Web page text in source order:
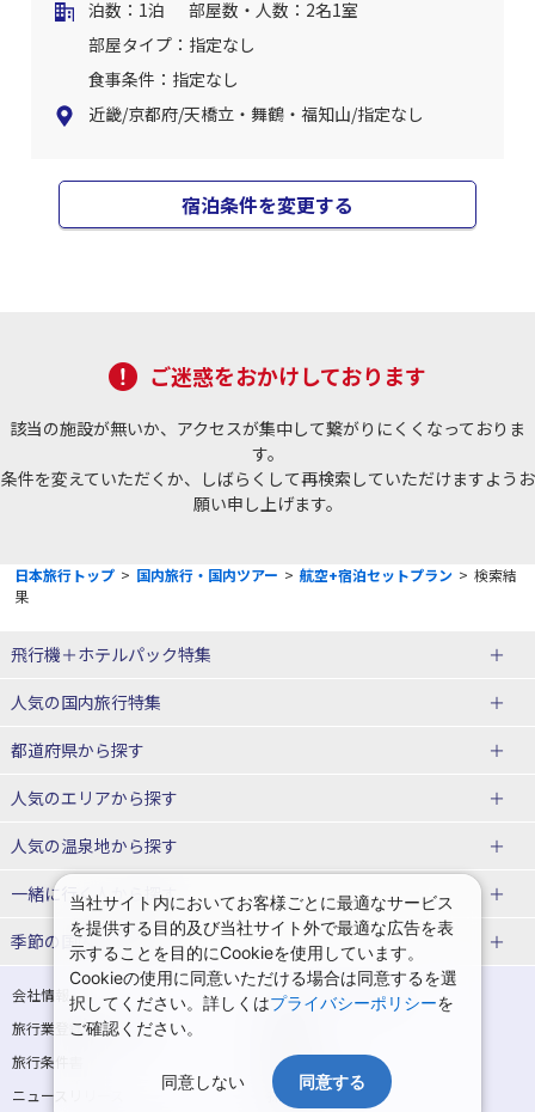
泊数：1泊
部屋数・人数：2名1室
部屋タイプ：指定なし
食事条件：指定なし
近畿/京都府/天橋立・舞鶴・福知山/指定なし
宿泊条件を変更する
ご迷惑をおかけしております
該当の施設が無いか、アクセスが集中して繋がりにくくなっておりま
す。
条件を変えていただくか、しばらくして再検索していただけますようお
願い申し上げます。
日本旅行トップ > 国内旅行・国内ツアー > 航空+宿泊セットプラン > 検索結
果
飛行機＋ホテルパック特集
赤い風船ダイナミックパッケージ
ＪＡＬで行く飛行機+ホテルパック
人気の国内旅行特集
東京ディズニーリゾート®への旅
ユニバーサル・スタジオ・ジャパ
都道府県から探す
北海道旅行・ツアー
東北
青森旅行・ツアー
岩手旅行・ツアー
宮城旅行・ツアー
秋田旅行・ツアー
山形旅行・ツアー
福島旅行・ツアー
関東
東京旅行・ツアー
神奈川旅行・ツアー
人気のエリアから探す
函館旅行 札幌旅行
仙台旅行
那須旅行
日光旅行
人気の温泉地から探す
北海道
湯の川温泉(北海道)
定山渓温泉(北海道)
十勝川温泉(北海道)
阿寒湖温泉(北海道)
洞爺湖温泉(北海道)
層雲峡温泉(北海道)
知床温泉(北海道)
一緒に行く人から探す
一人旅 国内版
家族・子連れ旅行 国内版
カップル・夫婦旅行 国内版
女子旅 国内版
卒業旅行・学生旅行 国内版
季節の国内旅行特集
桜・お花見特集
ゴールデンウィーク（GW）の国内
旅行
夏休み・お盆の国内旅行
7月の国内旅行
8月の国内旅行
9月の国内旅行
会社情報
プライバシーポリシー
旅行業登録票・約款
旅行条件書
商標について
ニュースリリース
採用情報
当社サイト内においてお客様ごとに最適なサービス
を提供する目的及び当社サイト外で最適な広告を表
示することを目的にCookieを使用しています。
Cookieの使用に同意いただける場合は同意するを選
択してください。詳しくはプライバシーポリシーを
ご確認ください。
同意しない 同意する